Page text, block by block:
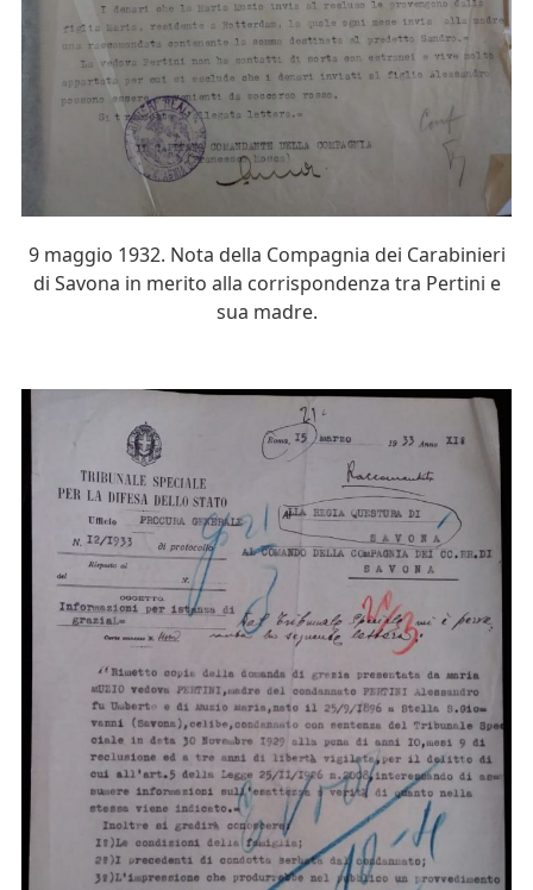
9 maggio 1932. Nota della Compagnia dei Carabinieri
di Savona in merito alla corrispondenza tra Pertini e
sua madre.